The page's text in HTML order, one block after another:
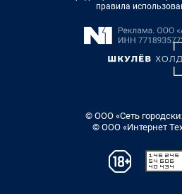
правила
© ООО «Сеть
© ООО «Интернет